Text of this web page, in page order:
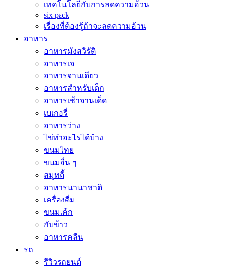
เทคโนโลยีกับการลดความอ้วน
six pack
เรื่องที่ต้องรู้ถ้าจะลดความอ้วน
อาหาร
อาหารมังสวิรัติ
อาหารเจ
อาหารจานเดียว
อาหารสำหรับเด็ก
อาหารเช้าจานเด็ด
เบเกอรี่
อาหารว่าง
ไข่ทำอะไรได้บ้าง
ขนมไทย
ขนมอื่น ๆ
สมูทตี้
อาหารนานาชาติ
เครื่องดื่ม
ขนมเค้ก
กับข้าว
อาหารคลีน
รถ
รีวิวรถยนต์